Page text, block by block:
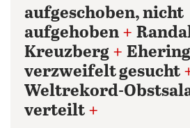
aufgeschoben, nicht
aufgehoben +
Kreuzberg +
verzweifelt gesucht
Weltrekord-
verteilt +